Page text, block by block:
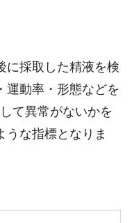
に採取した精液を検
運動率・形態などを
て異常がないかを
うな指標となりま